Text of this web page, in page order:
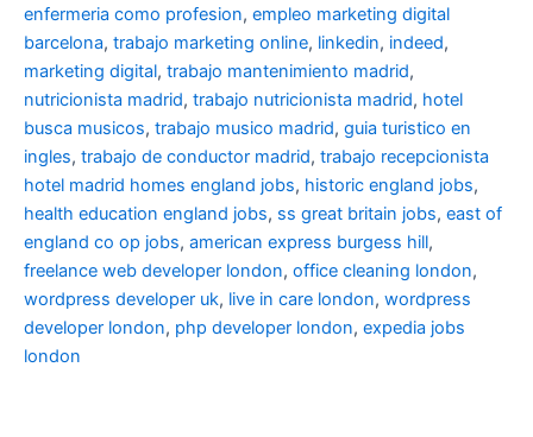
enfermeria como profesion, empleo marketing digital
barcelona, trabajo marketing online, linkedin, indeed,
marketing digital, trabajo mantenimiento madrid,
nutricionista madrid, trabajo nutricionista madrid, hotel
busca musicos, trabajo musico madrid, guia turistico en
ingles, trabajo de conductor madrid, trabajo recepcionista
hotel madrid homes england jobs, historic england jobs,
health education england jobs, ss great britain jobs, east of
england co op jobs, american express burgess hill,
freelance web developer london, office cleaning london,
wordpress developer uk, live in care london, wordpress
developer london, php developer london, expedia jobs
london